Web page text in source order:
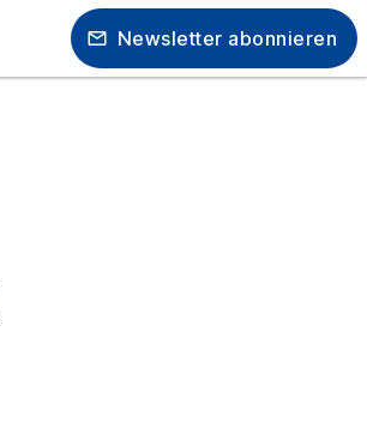
Newsletter abonnieren